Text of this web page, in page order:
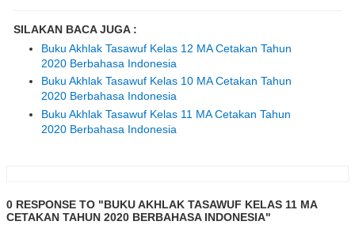
SILAKAN BACA JUGA :
Buku Akhlak Tasawuf Kelas 12 MA Cetakan Tahun
2020 Berbahasa Indonesia
Buku Akhlak Tasawuf Kelas 10 MA Cetakan Tahun
2020 Berbahasa Indonesia
Buku Akhlak Tasawuf Kelas 11 MA Cetakan Tahun
2020 Berbahasa Indonesia
0 RESPONSE TO "BUKU AKHLAK TASAWUF KELAS 11 MA
CETAKAN TAHUN 2020 BERBAHASA INDONESIA"